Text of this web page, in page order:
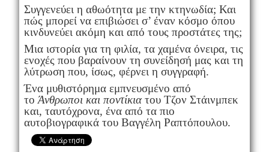
Συγγενεύει η αθωότητα με την κτηνωδία; Και
πώς μπορεί να επιβιώσει σ’ έναν κόσμο όπου
κινδυνεύει ακόμη και από τους προστάτες της;
Μια ιστορία για τη φιλία, τα χαμένα όνειρα, τις
ενοχές που βαραίνουν τη συνείδησή μας και τη
λύτρωση που, ίσως, φέρνει η συγγραφή.
Ένα μυθιστόρημα εμπνευσμένο από
το Άνθρωποι και ποντίκιατου Τζον Στάινμπεκ
και, ταυτόχρονα, ένα από τα πιο
αυτοβιογραφικά του Βαγγέλη Ραπτόπουλου.